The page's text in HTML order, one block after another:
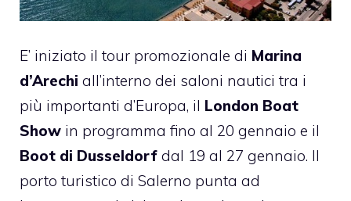
E’ iniziato il tour promozionale di Marina
d’Arechi all’interno dei saloni nautici tra i
più importanti d’Europa, il London Boat
Show in programma fino al 20 gennaio e il
Boot di Dusseldorf dal 19 al 27 gennaio. Il
porto turistico di Salerno punta ad